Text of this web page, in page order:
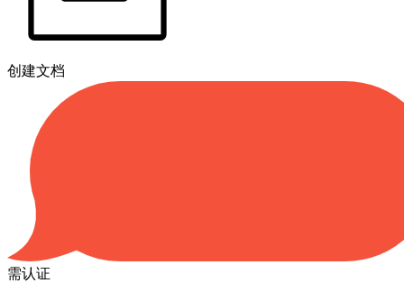
创建文档
需认证